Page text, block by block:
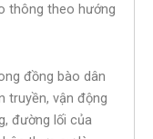
thông theo hướng
đồng bào dân
truyền, vận động
đường lối của